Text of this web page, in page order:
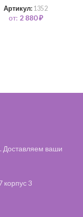
Артикул: 1352
от: 2 880₽
Доставляем ваши
корпус 3